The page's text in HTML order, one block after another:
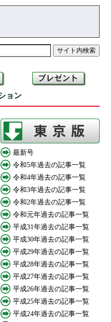
ョン
最新号
令和5年過去の記事一覧
令和4年過去の記事一覧
令和3年過去の記事一覧
令和2年過去の記事一覧
令和元年過去の記事一覧
平成31年過去の記事一覧
平成30年過去の記事一覧
平成29年過去の記事一覧
平成28年過去の記事一覧
平成27年過去の記事一覧
平成26年過去の記事一覧
平成25年過去の記事一覧
平成24年過去の記事一覧